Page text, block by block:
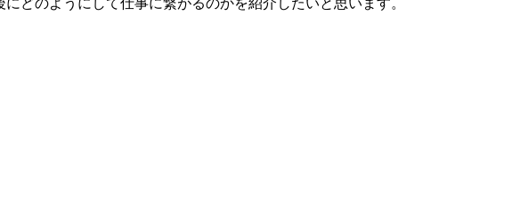
どのようにして仕事に繋がるのかを紹介したいと思います。